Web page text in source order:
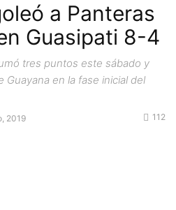
a Panteras
Guasipati 8-4
tres puntos este sábado y
Guayana en la fase inicial del
2019 112